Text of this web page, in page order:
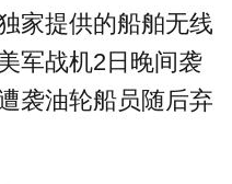
家提供的船舶无线
军战机2日晚间袭
袭油轮船员随后弃